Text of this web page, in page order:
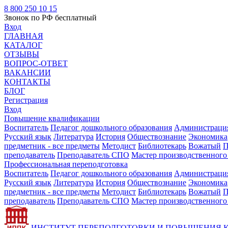
8 800 250 10 15
Звонок по РФ бесплатный
Вход
ГЛАВНАЯ
КАТАЛОГ
ОТЗЫВЫ
ВОПРОС-ОТВЕТ
ВАКАНСИИ
КОНТАКТЫ
БЛОГ
Регистрация
Вход
Повышение квалификации
Воспитатель Педагог дошкольного образования
Русский язык Литература История Обществознание Экономика
предметник - все предметы Методист Библиотекарь Вожатый
преподаватель Преподаватель СПО Мастер
Профессиональная переподготовка
Воспитатель Педагог дошкольного образования
Русский язык Литература История Обществознание Экономика
предметник - все предметы Методист Библиотекарь Вожатый
преподаватель Преподаватель СПО Мастер